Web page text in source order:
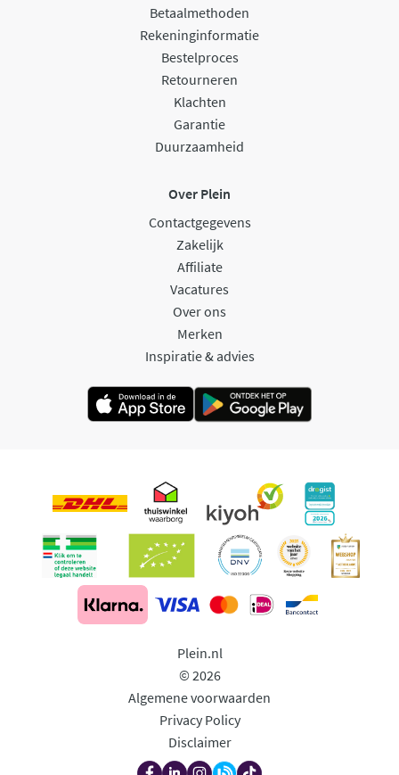
Betaalmethoden
Rekeninginformatie
Bestelproces
Retourneren
Klachten
Garantie
Duurzaamheid
Over Plein
Contactgegevens
Zakelijk
Affiliate
Vacatures
Over ons
Merken
Inspiratie & advies
Plein.nl
© 2026
Algemene voorwaarden
Privacy Policy
Disclaimer